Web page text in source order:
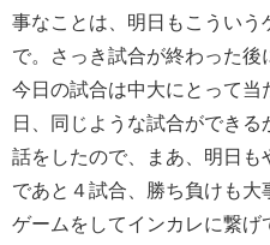
事なことは、明日もこうい
で。さっき試合が終わった後
今日の試合は中大にとって当
日、同じような試合ができ
話をしたので、まあ、明日
であと４試合、勝ち負けも
ゲームをしてインカレに繋